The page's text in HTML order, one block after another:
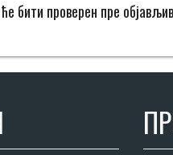
бити проверен пре